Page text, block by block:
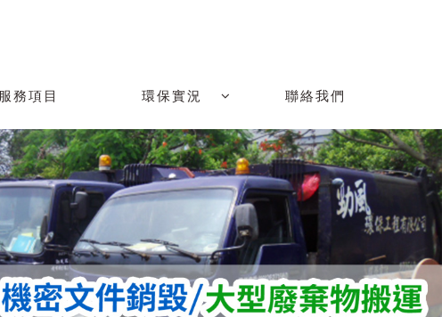
服務項目 環保實況 聯絡我們